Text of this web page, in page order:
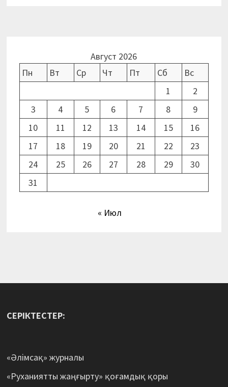
Август 2026
Пн
Вт Ср Чт Пт Сб
Вс
1
2
3
4 5 6 7 8
9
10
11 12 13 14 15
16
17
18 19 20 21 22
23
24
25 26 27 28 29
30
31
« Июл
СЕРІКТЕСТЕР:
«Әлімсақ» журналы
«Руханиятты жаңғырту» қоғамдық қоры